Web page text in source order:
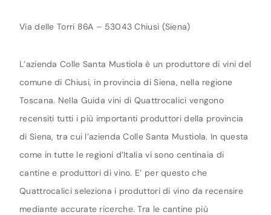
Via delle Torri 86A – 53043 Chiusi (Siena)
L’azienda Colle Santa Mustiola è un produttore di vini del
comune di Chiusi, in provincia di Siena, nella regione
Toscana. Nella Guida vini di Quattrocalici vengono
recensiti tutti i più importanti produttori della provincia
di Siena, tra cui l’azienda Colle Santa Mustiola. In questa
come in tutte le regioni d’Italia vi sono centinaia di
cantine e produttori di vino. E’ per questo che
Quattrocalici seleziona i produttori di vino da recensire
mediante accurate ricerche. Tra le cantine più